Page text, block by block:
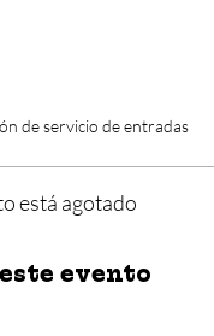
de servicio de entradas
está agotado
evento